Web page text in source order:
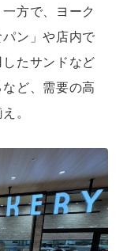
方で、ヨーク
ン」や店内で
たサンドなど
ど、需要の高
。